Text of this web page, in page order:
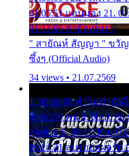
01:05:51 แอบมอง 21.
01:13:06 สายัณห์เมา
" สายัณห์ สัญญา " ขวัญใ
ซึ้งๆ (Official Audio)
34 views • 21.07.2569
1. 00:00:00 ทำไมทำฉัน
00:06:50 คน 4.
สุดท้าย 6. 00:17:30 ยาใ
00:24:21 ลบรอยแผลรัก